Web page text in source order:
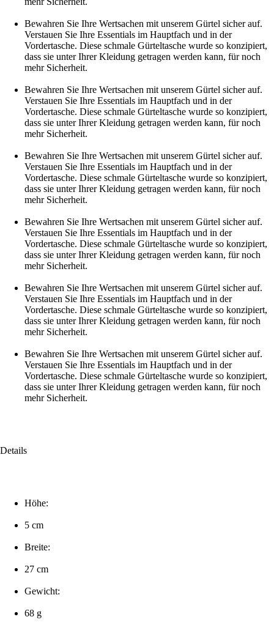
Bewahren Sie Ihre Wertsachen mit unserem Gürtel sicher auf.
Verstauen Sie Ihre Essentials im Hauptfach und in der
Vordertasche. Diese schmale Gürteltasche wurde so konzipiert,
dass sie unter Ihrer Kleidung getragen werden kann, für noch
mehr Sicherheit.
Bewahren Sie Ihre Wertsachen mit unserem Gürtel sicher auf.
Verstauen Sie Ihre Essentials im Hauptfach und in der
Vordertasche. Diese schmale Gürteltasche wurde so konzipiert,
dass sie unter Ihrer Kleidung getragen werden kann, für noch
mehr Sicherheit.
Bewahren Sie Ihre Wertsachen mit unserem Gürtel sicher auf.
Verstauen Sie Ihre Essentials im Hauptfach und in der
Vordertasche. Diese schmale Gürteltasche wurde so konzipiert,
dass sie unter Ihrer Kleidung getragen werden kann, für noch
mehr Sicherheit.
Bewahren Sie Ihre Wertsachen mit unserem Gürtel sicher auf.
Verstauen Sie Ihre Essentials im Hauptfach und in der
Vordertasche. Diese schmale Gürteltasche wurde so konzipiert,
dass sie unter Ihrer Kleidung getragen werden kann, für noch
mehr Sicherheit.
Bewahren Sie Ihre Wertsachen mit unserem Gürtel sicher auf.
Verstauen Sie Ihre Essentials im Hauptfach und in der
Vordertasche. Diese schmale Gürteltasche wurde so konzipiert,
dass sie unter Ihrer Kleidung getragen werden kann, für noch
mehr Sicherheit.
Bewahren Sie Ihre Wertsachen mit unserem Gürtel sicher auf.
Verstauen Sie Ihre Essentials im Hauptfach und in der
Vordertasche. Diese schmale Gürteltasche wurde so konzipiert,
dass sie unter Ihrer Kleidung getragen werden kann, für noch
mehr Sicherheit.
Details
Höhe:
5 cm
Breite:
27 cm
Gewicht:
68 g